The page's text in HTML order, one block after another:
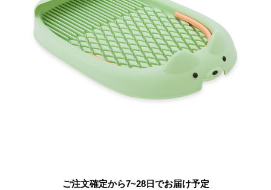
ご注文確定から7~28日でお届け予定